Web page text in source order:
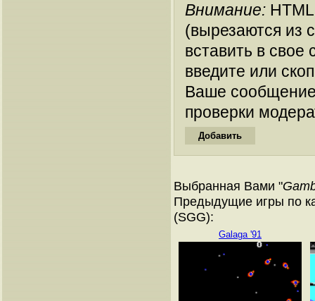
Внимание:
(вырезаются из
вставить в
введите или
Ваше
проверки
Выбранная Вами "
Предыдущие игры по
(SGG):
Galaga '91